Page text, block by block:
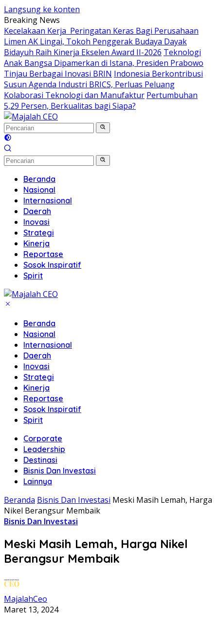
Langsung ke konten
Breaking News
Kecelakaan Kerja Peringatan Keras Bagi Perusahaan
Limen AK Lingai, Tokoh Penggerak Budaya Dayak
Bidayuh Raih Kinerja Ekselen Award II-2026 Teknologi
Anak Bangsa Dipamerkan di Istana, Presiden Prabowo
Tinjau Berbagai Inovasi BRIN Indonesia Berkontribusi
Susun Agenda Industri BRICS, Perluas Peluang
Kolaborasi Teknologi dan Manufaktur Pertumbuhan
5,29 Persen, Berkualitas bagi Siapa?
Beranda
Nasional
Internasional
Daerah
Inovasi
Strategi
Kinerja
Reportase
Sosok Inspiratif
Spirit
Beranda
Nasional
Internasional
Daerah
Inovasi
Strategi
Kinerja
Reportase
Sosok Inspiratif
Spirit
Corporate
Leadership
Destinasi
Bisnis Dan Investasi
Lainnya
Beranda Bisnis Dan Investasi Meski Masih Lemah, Harga
Nikel Berangsur Membaik
Bisnis Dan Investasi
Meski Masih Lemah, Harga Nikel
Berangsur Membaik
MajalahCeo
Maret 13, 2024